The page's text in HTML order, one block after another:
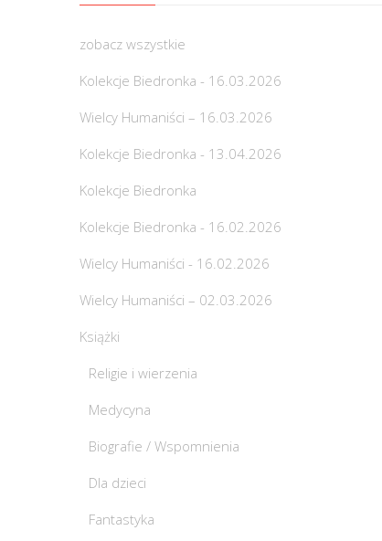
zobacz wszystkie
Kolekcje Biedronka - 16.03.2026
Wielcy Humaniści – 16.03.2026
Kolekcje Biedronka - 13.04.2026
Kolekcje Biedronka
Kolekcje Biedronka - 16.02.2026
Wielcy Humaniści - 16.02.2026
Wielcy Humaniści – 02.03.2026
Książki
Religie i wierzenia
Medycyna
Biografie / Wspomnienia
Dla dzieci
Fantastyka